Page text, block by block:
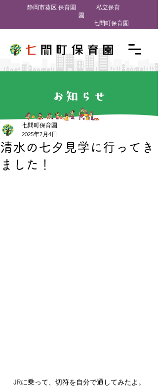
私立保育
園
七間町保育園
​静岡市葵区 保育園
お知らせ
清水の七夕見学に行ってき
ました！
七間町保育園
2025年7月4日
JRに乗って、切符を自分で通してみたよ。